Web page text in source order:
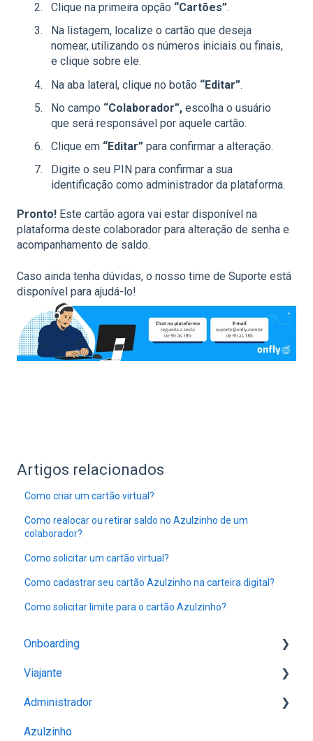
Clique na primeira opção “Cartões”.
Na listagem, localize o cartão que deseja
nomear, utilizando os números iniciais ou finais,
e clique sobre ele.
Na aba lateral, clique no botão “Editar”.
No campo “Colaborador”, escolha o usuário
que será responsável por aquele cartão.
Clique em “Editar” para confirmar a alteração.
Digite o seu PIN para confirmar a sua
identificação como administrador da plataforma.
Pronto! Este cartão agora vai estar disponível na
plataforma deste colaborador para alteração de senha e
acompanhamento de saldo.
Caso ainda tenha dúvidas, o nosso time de Suporte está
disponível para ajudá-lo!
Artigos relacionados
Como criar um cartão virtual?
Como realocar ou retirar saldo no Azulzinho de um
colaborador?
Como solicitar um cartão virtual?
Como cadastrar seu cartão Azulzinho na carteira digital?
Como solicitar limite para o cartão Azulzinho?
Onboarding
Onboarding
Viajante
Reservas
Despesas e Relatórios
Administrador
Despesas e Relatórios
Azulzinho